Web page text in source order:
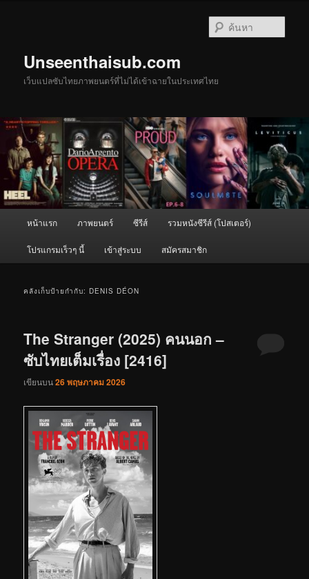
Unseenthaisub.com
เว็บแปลซับไทยภาพยนตร์ที่ไม่ได้เข้าฉายในประเทศไทย
หน้าแรก ภาพยนตร์ ซีรีส์ รวมหนังซีรีส์ (โปสเตอร์)
โปรแกรมเร็วๆ นี้ เข้าสู่ระบบ สมัครสมาชิก
คลังเก็บป้ายกำกับ: DENIS DÉON
The Stranger (2025) คนนอก –
ซับไทยเต็มเรื่อง [2416]
เขียนบน26 พฤษภาคม 2026